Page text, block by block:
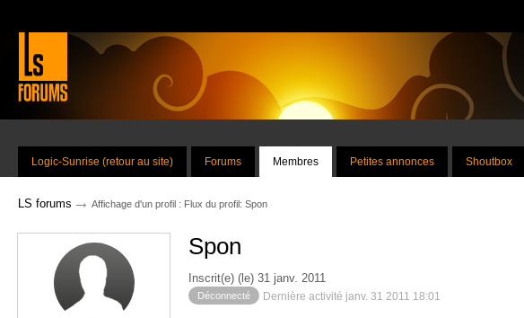
Logic-Sunrise (retour au site) Forums Membres Petites annonces Shoutbox
LS forums → Affichage d'un profil : Flux du profil: Spon
Spon
Inscrit(e) (le) 31 janv. 2011
Déconnecté Dernière activité janv. 31 2011 18:01